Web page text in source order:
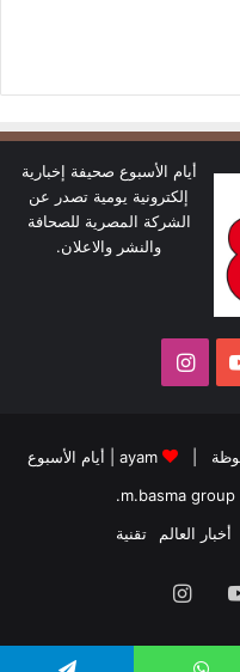
أيام الأسبوع صحيفة إخبارية
إلكترونية يومية تصدر عن
الشركة المصرية للصحافة
والنشر والاعلان.
يوتيوبانستقرام
ayam
أيام الأسبوع
m.basma group
.
أخبار العالم تقنية
يوتيوبانستقرام